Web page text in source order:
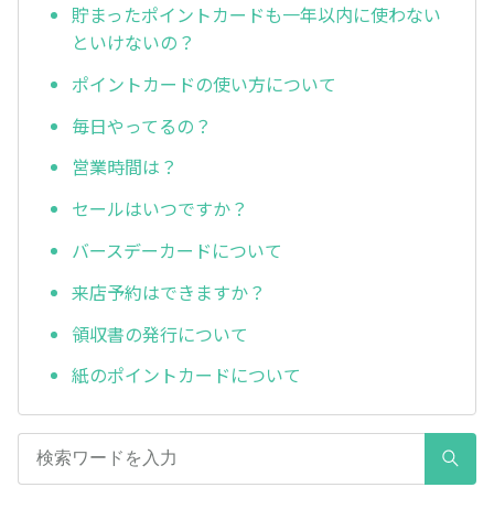
貯まったポイントカードも一年以内に使わない
といけないの？
ポイントカードの使い方について
毎日やってるの？
営業時間は？
セールはいつですか？
バースデーカードについて
来店予約はできますか？
領収書の発行について
紙のポイントカードについて